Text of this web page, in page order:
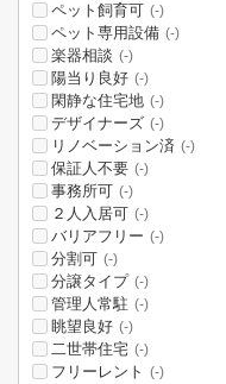
ペット飼育可 (-)
ペット専用設備 (-)
楽器相談 (-)
陽当り良好 (-)
閑静な住宅地 (-)
デザイナーズ (-)
リノベーション済 (-)
保証人不要 (-)
事務所可 (-)
２人入居可 (-)
バリアフリー (-)
分割可 (-)
分譲タイプ (-)
管理人常駐 (-)
眺望良好 (-)
二世帯住宅 (-)
フリーレント (-)